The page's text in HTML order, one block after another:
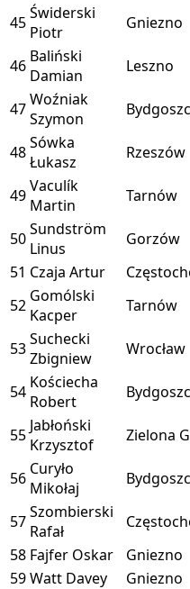
45Świderski
Piotr
Gniezno
46 Baliński
Damian
Leszno
47Woźniak
Szymon
48Sówka
Łukasz
Rzeszów
49Vaculík
Martin
Tarnów
50Sundström
Linus
Gorzów
51 Czaja Artur
52 Gomólski
Kacper
Tarnów
53Suchecki
Zbigniew
Wrocław
54 Kościecha
Robert
55 Jabłoński
Krzysztof
Zielona
56 Curyło
Mikołaj
57Szombierski
Rafał
58 Fajfer Oskar Gniezno
59Watt Davey Gniezno